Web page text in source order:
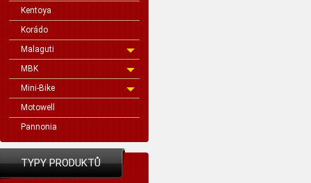
Kentoya
Korádo
Malaguti
MBK
Mini-Bike
Motowell
Pannonia
TYPY PRODUKTŮ